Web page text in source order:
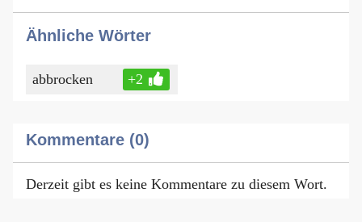
Ähnliche Wörter
abbrocken +2
Kommentare (0)
Derzeit gibt es keine Kommentare zu diesem Wort.